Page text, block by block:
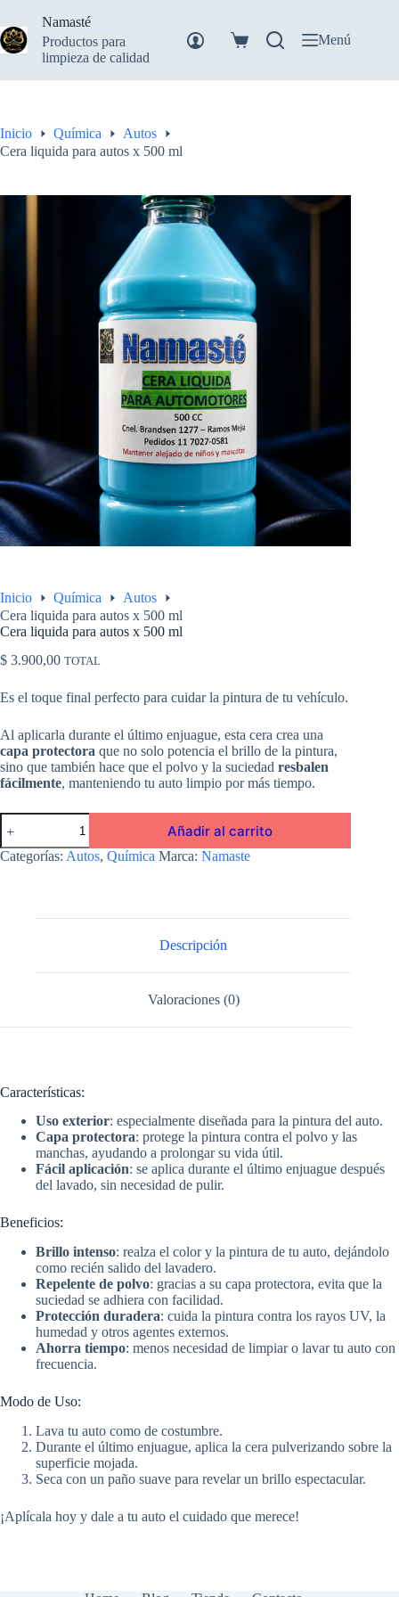
contenido
Namasté
Productos para
limpieza de calidad
Carro
compra
Menú
Inicio Química
Autos
Cera liquida para autos x 500 ml
Inicio Química
Autos
Cera liquida para autos x 500 ml
Cera liquida para autos x 500 ml
$ 3.900,00 TOTAL
Es el toque final perfecto para cuidar la pintura de tu vehículo.
Al aplicarla durante el último enjuague, esta cera crea una
capa protectora que no solo potencia el brillo de la pintura,
sino que también hace que el polvo y la suciedad resbalen
fácilmente, manteniendo tu auto limpio por más tiempo.
Cera
liquida
para
autos
Añadir al carrito
Categorías: Autos, Química Marca: Namaste
Descripción
Valoraciones (0)
Características:
Uso exterior: especialmente diseñada para la pintura del auto.
Capa protectora: protege la pintura contra el polvo y las
manchas, ayudando a prolongar su vida útil.
Fácil aplicación: se aplica durante el último enjuague después
del lavado, sin necesidad de pulir.
Beneficios:
Brillo intenso: realza el color y la pintura de tu auto, dejándolo
como recién salido del lavadero.
Repelente de polvo: gracias a su capa protectora, evita que la
suciedad se adhiera con facilidad.
Protección duradera: cuida la pintura contra los rayos UV, la
humedad y otros agentes externos.
Ahorra tiempo: menos necesidad de limpiar o lavar tu auto con
frecuencia.
Modo de Uso:
Lava tu auto como de costumbre.
Durante el último enjuague, aplica la cera pulverizando sobre la
superficie mojada.
Seca con un paño suave para revelar un brillo espectacular.
¡Aplícala hoy y dale a tu auto el cuidado que merece!